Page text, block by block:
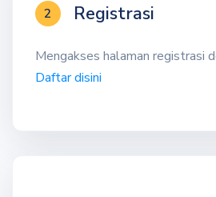
2 Registrasi
Mengakses halaman registrasi
Daftar disini